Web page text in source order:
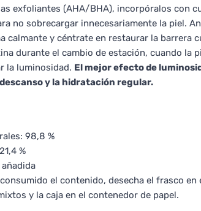
exfoliantes (AHA/BHA), incorpóralos con
no sobrecargar innecesariamente la piel.
calmante y céntrate en restaurar la barrera
durante el cambio de estación, cuando la
la luminosidad. El mejor efecto de
y la hidratación regular.
98,8 %
%
el contenido, desecha el frasco
y la caja en el contenedor de papel.